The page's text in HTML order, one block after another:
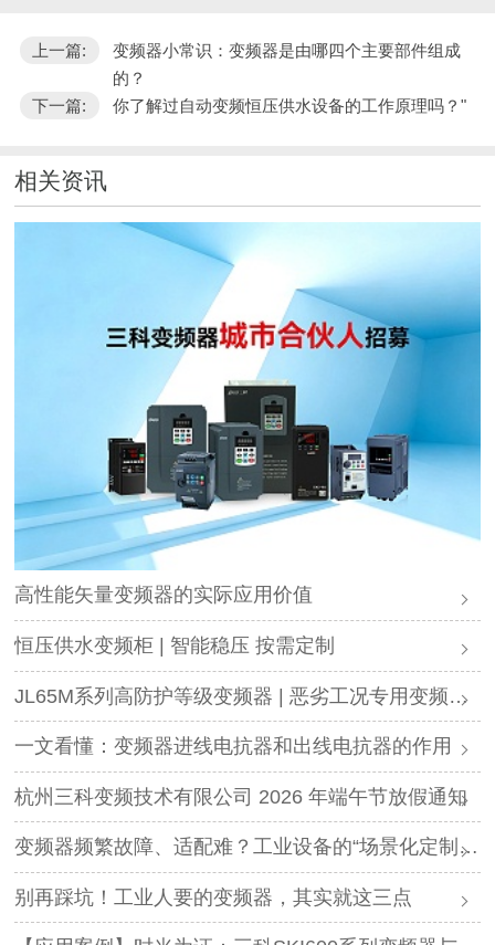
上一篇:
变频器小常识：变频器是由哪四个主要部件组成
的？
下一篇:
你了解过自动变频恒压供水设备的工作原理吗？"
相关资讯
高性能矢量变频器的实际应用价值
恒压供水变频柜 | 智能稳压 按需定制
JL65M系列高防护等级变频器 | 恶劣工况专用变频解决方案
一文看懂：变频器进线电抗器和出线电抗器的作用
杭州三科变频技术有限公司 2026 年端午节放假通知
变频器频繁故障、适配难？工业设备的“场景化定制”，才是破局关键
别再踩坑！工业人要的变频器，其实就这三点